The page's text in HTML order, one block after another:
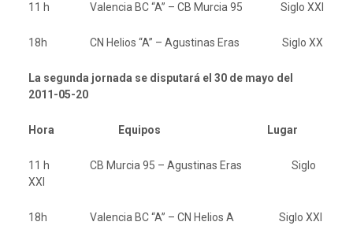
11 h Valencia BC “A” – CB Murcia 95 Siglo XXI
18h CN Helios “A” – Agustinas Eras Siglo XX
La segunda jornada se disputará el 30 de mayo del
2011-05-20
Hora Equipos Lugar
11 h CB Murcia 95 – Agustinas Eras Siglo
XXI
18h Valencia BC “A” – CN Helios A Siglo XXI